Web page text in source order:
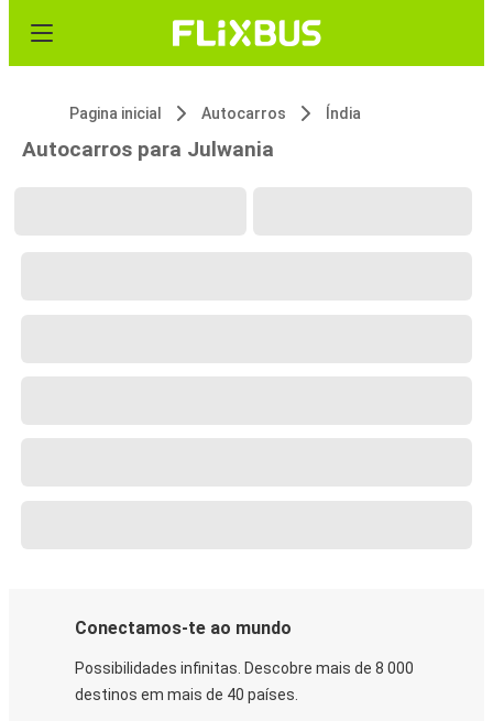
Pagina inicial Autocarros Índia
Autocarros para Julwania
Conectamos-te ao mundo
Possibilidades infinitas. Descobre mais de 8 000
destinos em mais de 40 países.